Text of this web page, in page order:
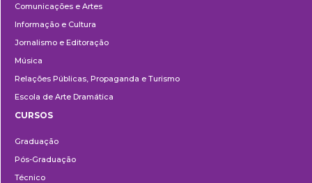
Comunicações e Artes
Informação e Cultura
Jornalismo e Editoração
Música
Relações Públicas, Propaganda e Turismo
Escola de Arte Dramática
CURSOS
Graduação
Pós-Graduação
Técnico